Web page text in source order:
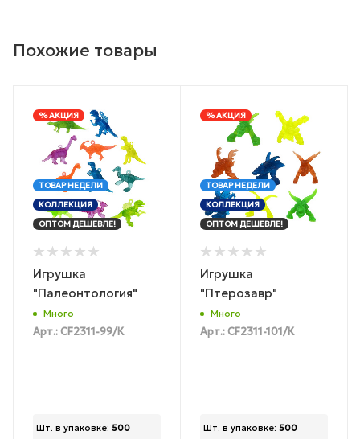
Похожие товары
% АКЦИЯ
ТОВАР НЕДЕЛИ
КОЛЛЕКЦИЯ
ОПТОМ ДЕШЕВЛЕ!
Игрушка
"Палеонтология"
Много
Арт.: CF2311-99/К
Шт. в упаковке: 500
% АКЦИЯ
ТОВАР НЕДЕЛИ
КОЛЛЕКЦИЯ
ОПТОМ ДЕШЕВЛЕ!
Игрушка
"Птерозавр"
Много
Арт.: CF2311-101/К
Шт. в упаковке: 500